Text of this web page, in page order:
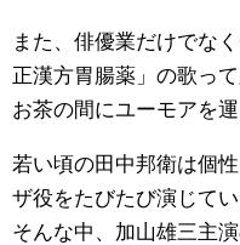
また、俳優業だけでな
正漢方胃腸薬」の歌っ
お茶の間にユーモアを運
若い頃の田中邦衛は個
ザ役をたびたび演じてい
そんな中、加山雄三主